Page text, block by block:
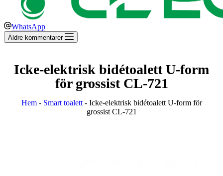
WhatsApp
Äldre kommentarer
Icke-elektrisk bidétoalett U-form
för grossist CL-721
Hem- Smart toalett- Icke-elektrisk bidétoalett U-form för
grossist CL-721